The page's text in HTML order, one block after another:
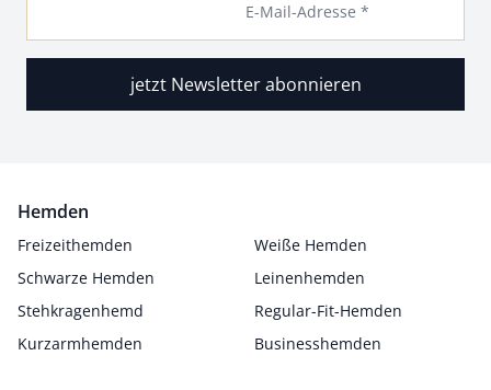
E-Mail-Adresse *
jetzt Newsletter abonnieren
Hemden
Freizeithemden
Weiße Hemden
Schwarze Hemden
Leinenhemden
Stehkragenhemd
Regular-Fit-Hemden
Kurzarmhemden
Businesshemden